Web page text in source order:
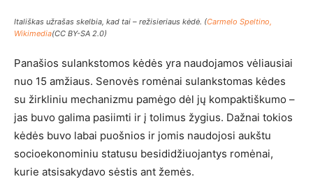
Itališkas užrašas skelbia, kad tai – režisieriaus kėdė. (Carmelo Speltino,
Wikimedia(CC BY-SA 2.0)
Panašios sulankstomos kėdės yra naudojamos vėliausiai
nuo 15 amžiaus. Senovės romėnai sulankstomas kėdes
su žirkliniu mechanizmu pamėgo dėl jų kompaktiškumo –
jas buvo galima pasiimti ir į tolimus žygius. Dažnai tokios
kėdės buvo labai puošnios ir jomis naudojosi aukštu
socioekonominiu statusu besididžiuojantys romėnai,
kurie atsisakydavo sėstis ant žemės.